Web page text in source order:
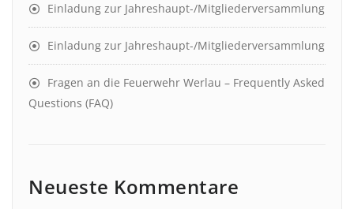
Einladung zur Jahreshaupt-/Mitgliederversammlung
Einladung zur Jahreshaupt-/Mitgliederversammlung
Fragen an die Feuerwehr Werlau – Frequently Asked
Questions (FAQ)
Neueste Kommentare